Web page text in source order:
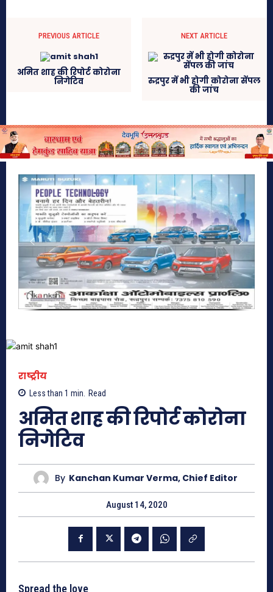
PREVIOUS ARTICLE
अमित शाह की रिपोर्ट कोरोना
निगेटिव
NEXT ARTICLE
रुद्रपुर में भी होगी कोरोना सेंपल
की जांच